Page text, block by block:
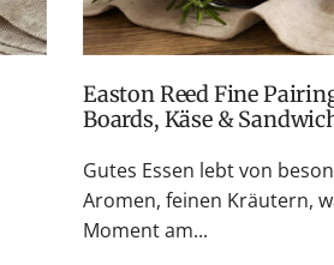
Easton Reed Fine Pairings: Fruchtige Chutneys für BBQ, Cheese
Boards, Käse &
Gutes Essen lebt von
Aromen, feinen Kräutern,
Moment am...